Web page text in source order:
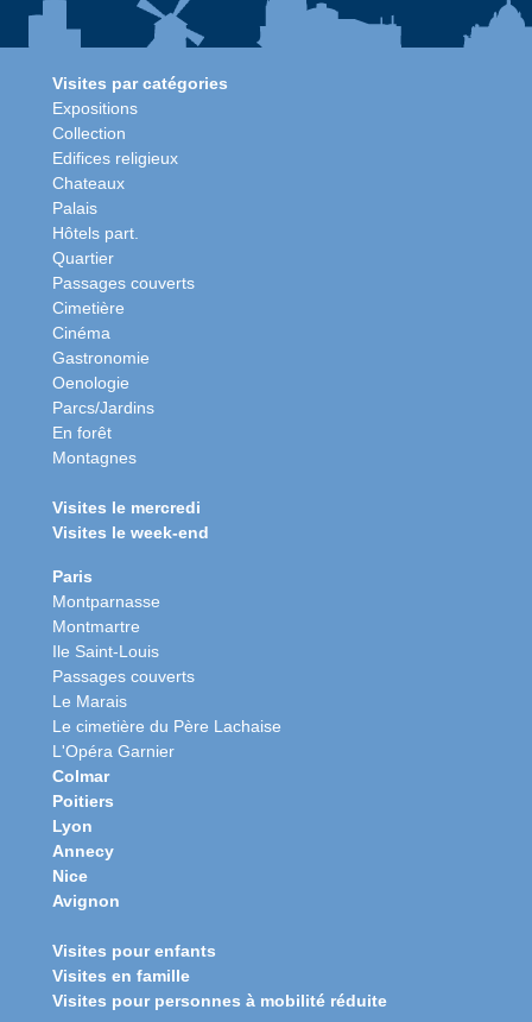
Visites par catégories
Expositions
Collection
Edifices religieux
Chateaux
Palais
Hôtels part.
Quartier
Passages couverts
Cimetière
Cinéma
Gastronomie
Oenologie
Parcs/Jardins
En forêt
Montagnes
Visites le mercredi
Visites le week-end
Paris
Montparnasse
Montmartre
Ile Saint-Louis
Passages couverts
Le Marais
Le cimetière du Père Lachaise
L'Opéra Garnier
Colmar
Poitiers
Lyon
Annecy
Nice
Avignon
Visites pour enfants
Visites en famille
Visites pour personnes à mobilité réduite